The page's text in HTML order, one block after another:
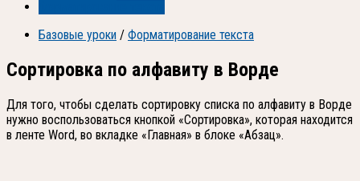
Базовые уроки / Форматирование текста
Сортировка по алфавиту в Ворде
Для того, чтобы сделать сортировку списка по алфавиту в Ворде
нужно воспользоваться кнопкой «Сортировка», которая находится
в ленте Word, во вкладке «Главная» в блоке «Абзац».